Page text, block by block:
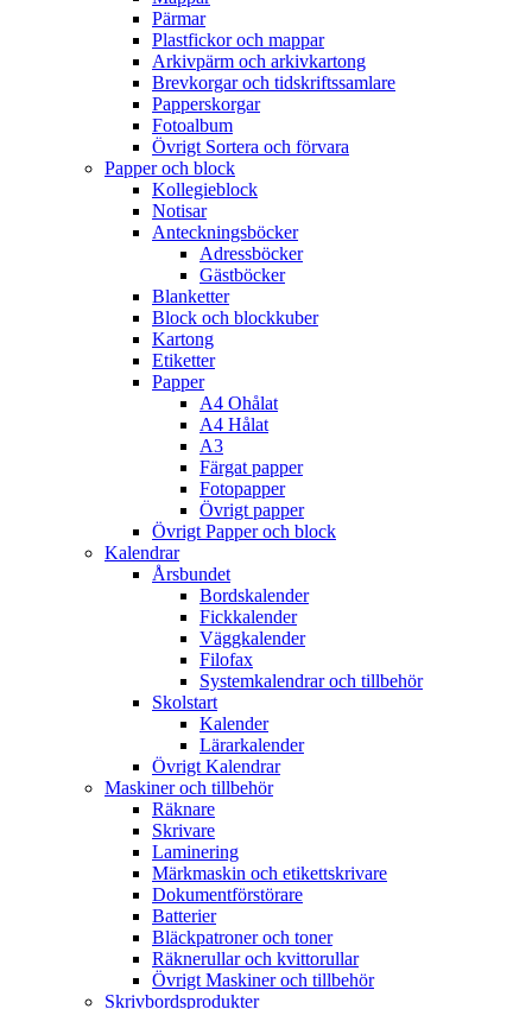
Pärmar
Plastfickor och mappar
Arkivpärm och arkivkartong
Brevkorgar och tidskriftssamlare
Papperskorgar
Fotoalbum
Övrigt Sortera och förvara
Papper och block
Kollegieblock
Notisar
Anteckningsböcker
Adressböcker
Gästböcker
Blanketter
Block och blockkuber
Kartong
Etiketter
Papper
A4 Ohålat
A4 Hålat
A3
Färgat papper
Fotopapper
Övrigt papper
Övrigt Papper och block
Kalendrar
Årsbundet
Bordskalender
Fickkalender
Väggkalender
Filofax
Systemkalendrar och tillbehör
Skolstart
Kalender
Lärarkalender
Övrigt Kalendrar
Maskiner och tillbehör
Räknare
Skrivare
Laminering
Märkmaskin och etikettskrivare
Dokumentförstörare
Batterier
Bläckpatroner och toner
Räknerullar och kvittorullar
Övrigt Maskiner och tillbehör
Skrivbordsprodukter